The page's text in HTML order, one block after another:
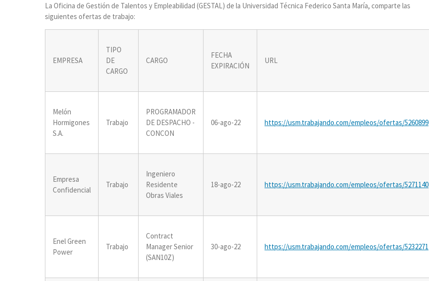
La Oficina de Gestión de Talentos y Empleabilidad (GESTAL) de la Universidad Técnica Federico Santa María, comparte las
siguientes ofertas de trabajo:
EMPRESA
TIPO
DE
CARGO
CARGO
FECHA
EXPIRACIÓN
URL
Melón
Hormigones
S.A.
Trabajo
PROGRAMADOR
DE DESPACHO -
CONCON
06-ago-22 https://usm.trabajando.com/empleos/ofertas/5260899
Empresa
Confidencial
Trabajo
Ingeniero
Residente
Obras Viales
18-ago-22 https://usm.trabajando.com/empleos/ofertas/5271140
Enel Green
Power
Trabajo
Contract
Manager Senior
(SAN10Z)
30-ago-22 https://usm.trabajando.com/empleos/ofertas/5232271